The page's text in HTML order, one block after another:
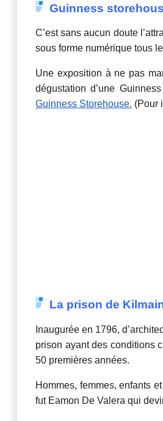
Guinness
C’est sans aucun doute
sous forme numérique tous
Une exposition à ne pas
dégustation d’une
Guinness Storehouse. (Pour
La prison de
Inaugurée en 1796,
prison ayant des conditions
50 premières années.
Hommes, femmes, enfants
fut Eamon De Valera qui